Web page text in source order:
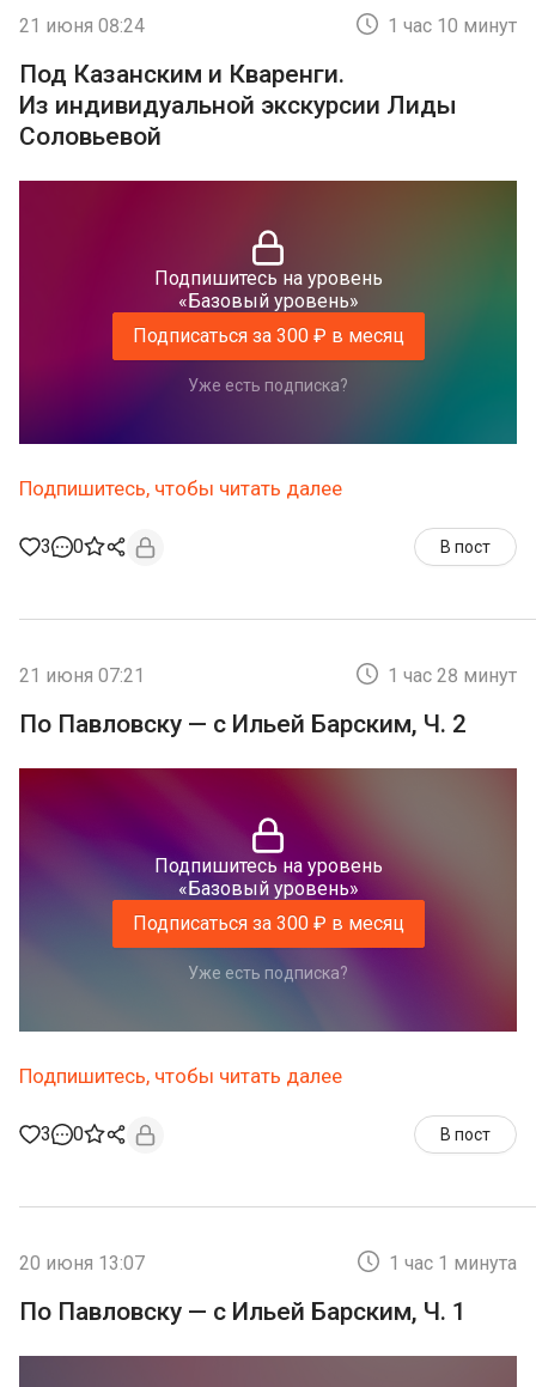
21 июня 08:24 1 час 10 минут
Под Казанским и Кваренги.
Из индивидуальной экскурсии Лиды
Соловьевой
Подпишитесь на уровень
«Базовый уровень»
Подписаться за 300 ₽ в месяц
Уже есть подписка?
Подпишитесь, чтобы читать далее
3 0 В пост
21 июня 07:21 1 час 28 минут
По Павловску — с Ильей Барским, Ч. 2
Подпишитесь на уровень
«Базовый уровень»
Подписаться за 300 ₽ в месяц
Уже есть подписка?
Подпишитесь, чтобы читать далее
3 0 В пост
20 июня 13:07 1 час 1 минута
По Павловску — с Ильей Барским, Ч. 1